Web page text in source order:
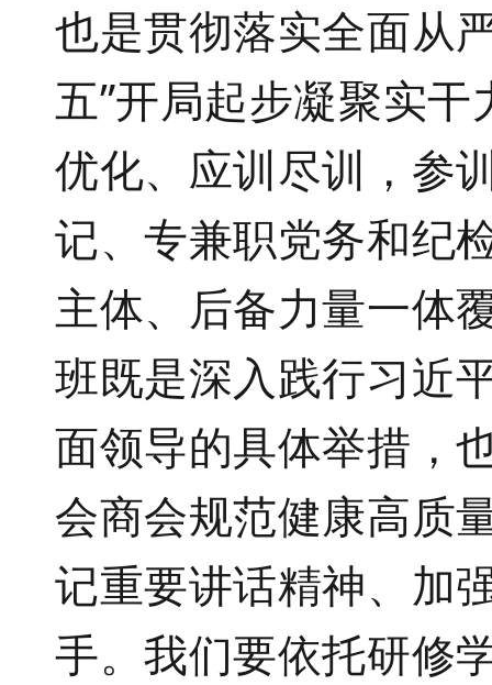
也是贯彻落实全面从
五”开局起步凝聚实
优化、应训尽训，参
记、专兼职党务和纪
主体、后备力量一体
班既是深入践行习近
面领导的具体举措，
会商会规范健康高质
记重要讲话精神、加
手。我们要依托研修